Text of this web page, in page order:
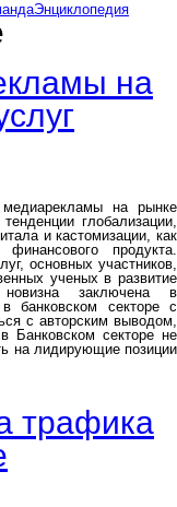
Энциклопедия
на
на рынке
глобализации,
и кастомизации, как
продукта.
основных участников,
ученых в развитие
заключена в
банковском секторе с
с авторским выводом,
Банковском секторе не
на лидирующие позиции
трафика